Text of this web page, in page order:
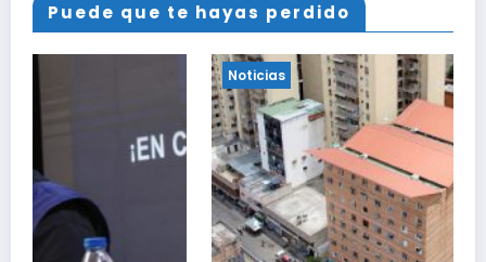
Puede que te hayas perdido